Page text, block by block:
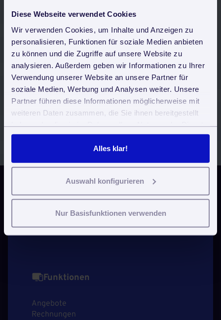
Diese Webseite verwendet Cookies
Wir verwenden Cookies, um Inhalte und Anzeigen zu
personalisieren, Funktionen für soziale Medien anbieten
zu können und die Zugriffe auf unsere Website zu
analysieren. Außerdem geben wir Informationen zu Ihrer
Verwendung unserer Website an unsere Partner für
soziale Medien, Werbung und Analysen weiter. Unsere
Partner führen diese Informationen möglicherweise mit
weiteren Daten zusammen, die Sie ihnen bereitgestellt
gesammelt haben. Sie geben Einwilligung zu unseren
Cookies, wenn Sie unsere Webseite weiterhin nutzen.
Alles klar!
Auswahl konfigurieren
Nur Basisfunktionen verwenden
Updates.
Einfach via Browser einloggen und fertig. Von jedem
internetfähigen Gerät.
Jetzt kostenlos testen
Funktionen
Angebote
Rechnungen